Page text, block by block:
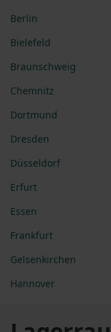
Berlin
Bielefeld
Braunschweig
Chemnitz
Dortmund
Dresden
Düsseldorf
Erfurt
Essen
Frankfurt
Gelsenkirchen
Hannover